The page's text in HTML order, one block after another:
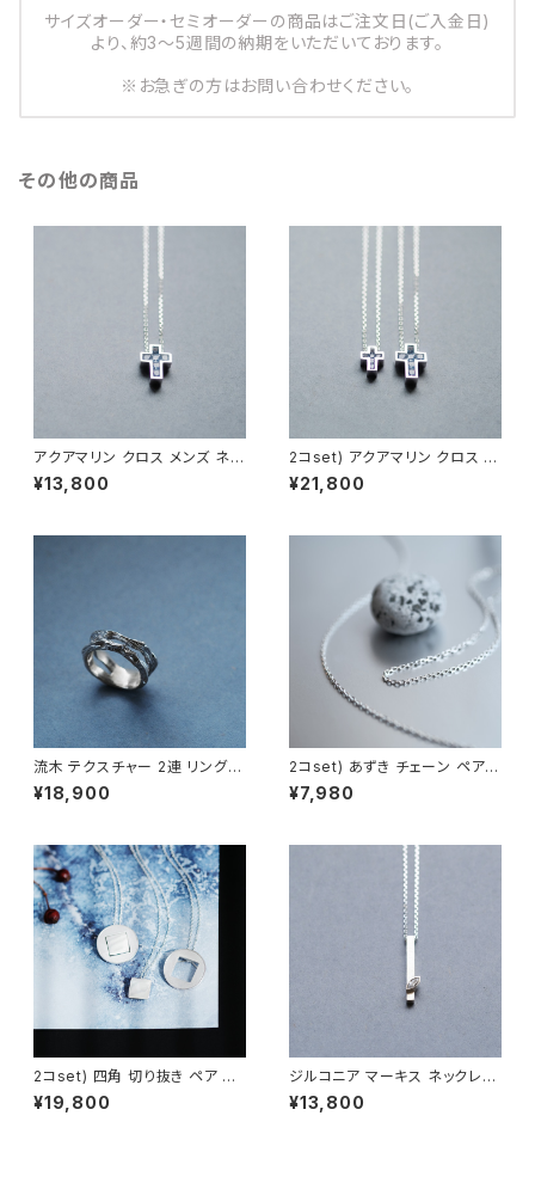
サイズオーダー・セミオーダーの商品はご注文日(ご入金日)
より、約3～5週間の納期をいただいております。
※お急ぎの方はお問い合わせください。
その他の商品
アクアマリン クロス メンズ ネッ
クレス シルバー925
¥13,800
2コset) アクアマリン クロス ペ
ア ネックレス シルバー925
¥21,800
流木 テクスチャー 2連 リング
シルバー925 メンズ ユニセック
ス
¥18,900
2コset) あずき チェーン ペア
ネックレス シルバー925
¥7,980
2コset) 四角 切り抜き ペア ネ
ックレス シルバー925
¥19,800
ジルコニア マーキス ネックレス
シルバー925 メンズ ユニセック
ス
¥13,800